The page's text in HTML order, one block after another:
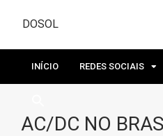
DOSOL
INÍCIO REDES SOCIAIS
AC/DC NO